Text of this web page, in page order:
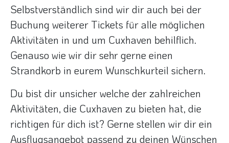
Selbstverständlich sind wir dir auch bei der
Buchung weiterer Tickets für alle möglichen
Aktivitäten in und um Cuxhaven behilflich.
Genauso wie wir dir sehr gerne einen
Strandkorb in eurem Wunschkurteil sichern.
Du bist dir unsicher welche der zahlreichen
Aktivitäten, die Cuxhaven zu bieten hat, die
richtigen für dich ist? Gerne stellen wir dir ein
Ausflugsangebot passend zu deinen Wünschen